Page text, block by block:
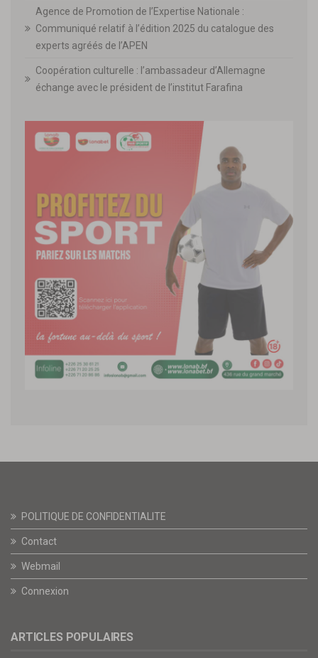
Agence de Promotion de l’Expertise Nationale :
Communiqué relatif à l’édition 2025 du catalogue des
experts agréés de l’APEN
Coopération culturelle : l’ambassadeur d’Allemagne
échange avec le président de l’institut Farafina
POLITIQUE DE CONFIDENTIALITE
Contact
Webmail
Connexion
ARTICLES POPULAIRES